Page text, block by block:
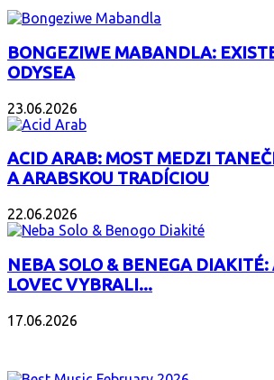
BONGEZIWE MABANDLA:
ODYSEA
23.06.2026
ACID ARAB: MOST MEDZI
A ARABSKOU TRADÍCIOU
22.06.2026
NEBA SOLO & BENEGA DIAKITÉ:
LOVEC VYBRALI...
17.06.2026